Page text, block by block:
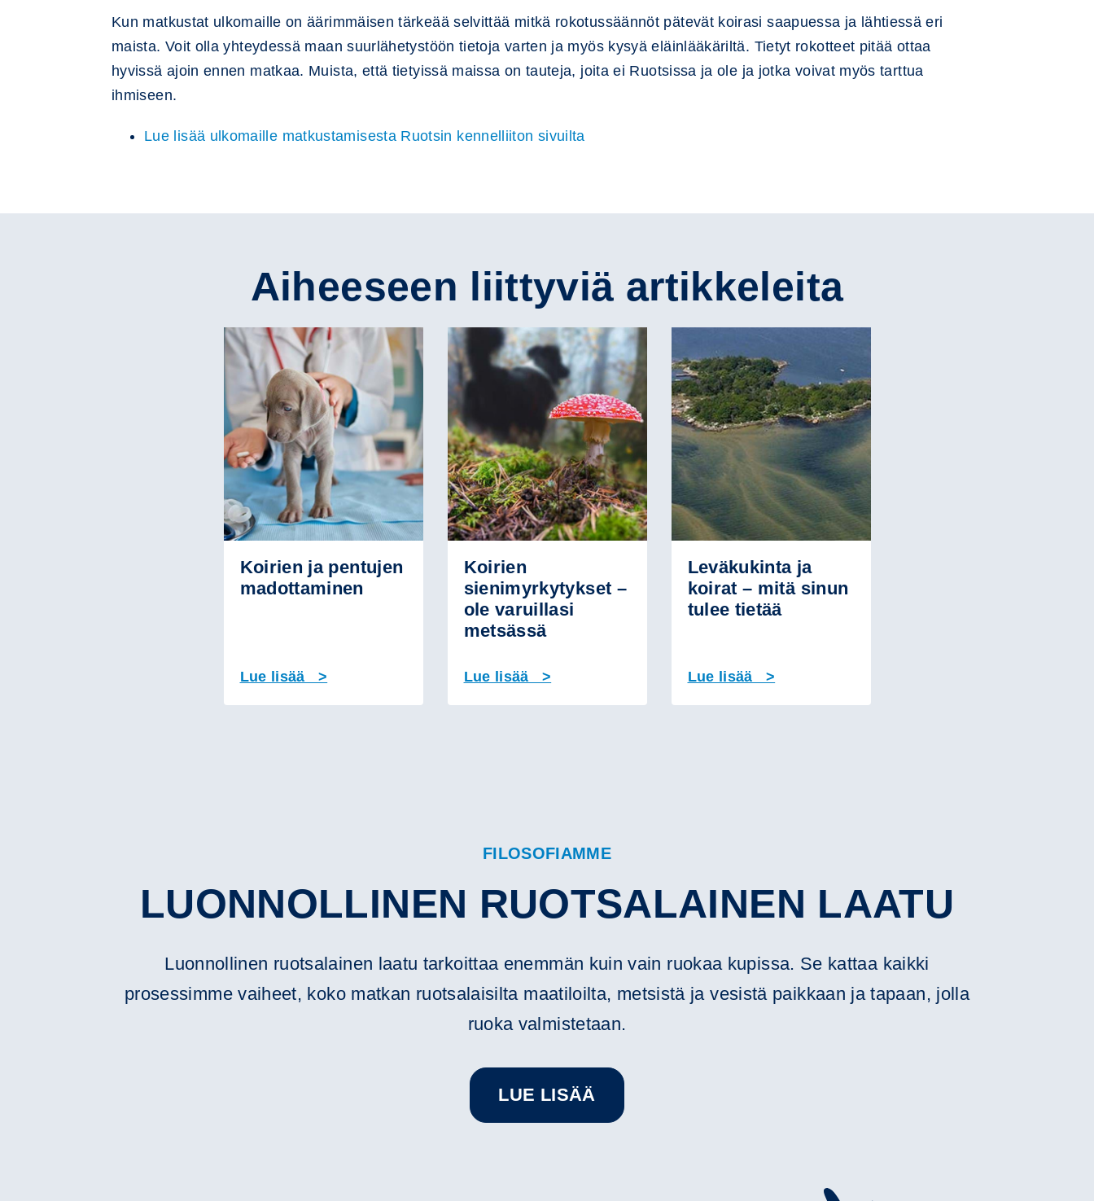
Kun matkustat ulkomaille on äärimmäisen tärkeää selvittää mitkä rokotussäännöt pätevät koirasi saapuessa ja lähtiessä eri
maista. Voit olla yhteydessä maan suurlähetystöön tietoja varten ja myös kysyä eläinlääkäriltä. Tietyt rokotteet pitää ottaa
hyvissä ajoin ennen matkaa. Muista, että tietyissä maissa on tauteja, joita ei Ruotsissa ja ole ja jotka voivat myös tarttua
ihmiseen.
Lue lisää ulkomaille matkustamisesta Ruotsin kennelliiton sivuilta
Aiheeseen liittyviä artikkeleita
Koirien ja pentujen
madottaminen
Lue lisää >
Koirien
sienimyrkytykset –
ole varuillasi
metsässä
Lue lisää >
Leväkukinta ja
koirat – mitä sinun
tulee tietää
Lue lisää >
FILOSOFIAMME
LUONNOLLINEN RUOTSALAINEN LAATU
Luonnollinen ruotsalainen laatu tarkoittaa enemmän kuin vain ruokaa kupissa. Se kattaa kaikki
prosessimme vaiheet, koko matkan ruotsalaisilta maatiloilta, metsistä ja vesistä paikkaan ja tapaan, jolla
ruoka valmistetaan.
LUE LISÄÄ